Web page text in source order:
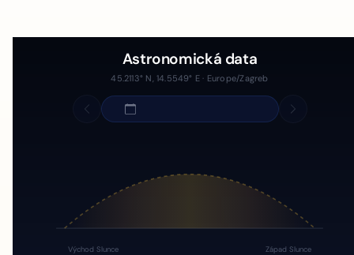
Astronomická data
45.2113° N, 14.5549° E · Europe/Zagreb
Východ Slunce Západ Slunce